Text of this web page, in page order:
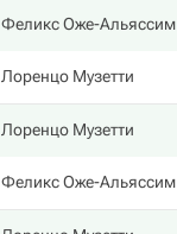
Феликс Оже-Альяссим
Лоренцо Музетти
Лоренцо Музетти
Феликс Оже-Альяссим